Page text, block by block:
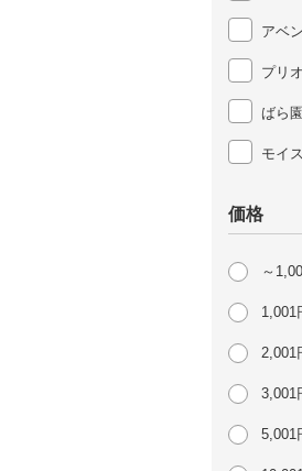
アベ
プリ
ばら園
モイ
価格
～
1,001
2,001
3,001
5,001